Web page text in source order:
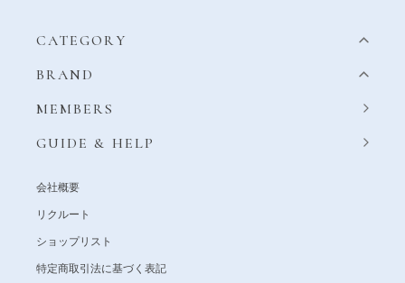
CATEGORY
BRAND
MEMBERS
GUIDE & HELP
会社概要
リクルート
ショップリスト
特定商取引法に基づく表記